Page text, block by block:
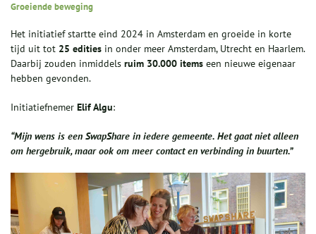
Groeiende beweging
Het initiatief startte eind 2024 in Amsterdam en groeide in korte
tijd uit tot 25 edities in onder meer Amsterdam, Utrecht en Haarlem.
Daarbij zouden inmiddels ruim 30.000 items een nieuwe eigenaar
hebben gevonden.
Initiatiefnemer Elif Algu:
“Mijn wens is een SwapShare in iedere gemeente. Het gaat niet alleen
om hergebruik, maar ook om meer contact en verbinding in buurten.”